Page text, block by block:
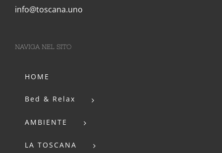
info@toscana.uno
NAVIGA NEL SITO
HOME
Bed & Relax
AMBIENTE
LA TOSCANA